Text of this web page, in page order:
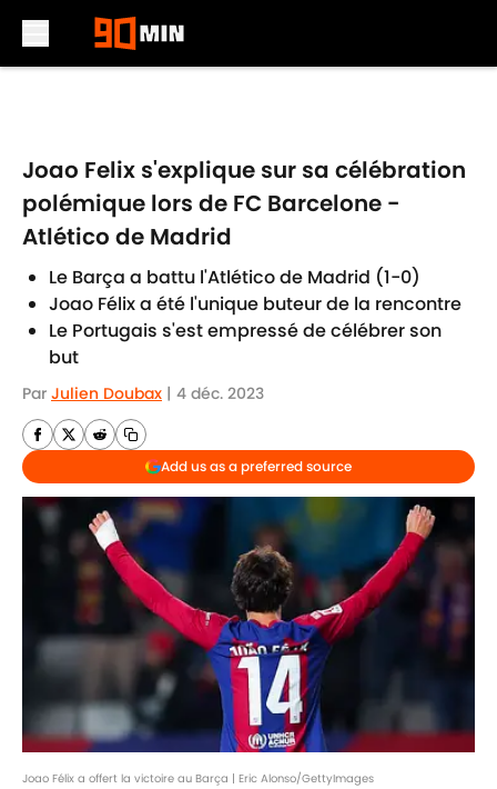
Joao Felix s'explique sur sa célébration
polémique lors de FC Barcelone -
Atlético de Madrid
Le Barça a battu l'Atlético de Madrid (1-0)
Joao Félix a été l'unique buteur de la rencontre
Le Portugais s'est empressé de célébrer son
but
Par Julien Doubax | 4 déc. 2023
Add us as a preferred source
Joao Félix a offert la victoire au Barça | Eric Alonso/GettyImages